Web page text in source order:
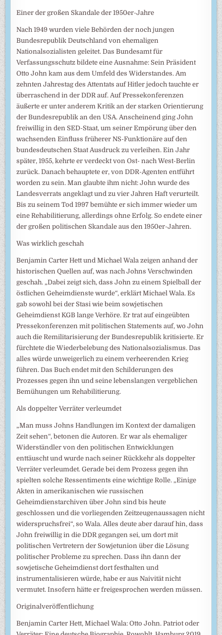
Einer der großen Skandale der 1950er-Jahre
Nach 1949 wurden viele Behörden der noch jungen
Bundesrepublik Deutschland von ehemaligen
Nationalsozialisten geleitet. Das Bundesamt für
Verfassungsschutz bildete eine Ausnahme: Sein Präsident
Otto John kam aus dem Umfeld des Widerstandes. Am
zehnten Jahrestag des Attentats auf Hitler jedoch tauchte er
überraschend in der DDR auf. Auf Pressekonferenzen
äußerte er unter anderem Kritik an der starken Orientierung
der Bundesrepublik an den USA. Anscheinend ging John
freiwillig in den SED-Staat, um seiner Empörung über den
wachsenden Einfluss früherer NS-Funktionäre auf den
bundesdeutschen Staat Ausdruck zu verleihen. Ein Jahr
später, 1955, kehrte er verdeckt von Ost- nach West-Berlin
zurück. Danach behauptete er, von DDR-Agenten entführt
worden zu sein. Man glaubte ihm nicht: John wurde des
Landesverrats angeklagt und zu vier Jahren Haft verurteilt.
Bis zu seinem Tod 1997 bemühte er sich immer wieder um
eine Rehabilitierung, allerdings ohne Erfolg. So endete einer
der großen politischen Skandale aus den 1950er-Jahren.
Was wirklich geschah
Benjamin Carter Hett und Michael Wala zeigen anhand der
historischen Quellen auf, was nach Johns Verschwinden
geschah. „Dabei zeigt sich, dass John zu einem Spielball der
östlichen Geheimdienste wurde“, erklärt Michael Wala. Es
gab sowohl bei der Stasi wie beim sowjetischen
Geheimdienst KGB lange Verhöre. Er trat auf eingeübten
Pressekonferenzen mit politischen Statements auf, wo John
auch die Remilitarisierung der Bundesrepublik kritisierte. Er
fürchtete die Wiederbelebung des Nationalsozialismus. Das
alles würde unweigerlich zu einem verheerenden Krieg
führen. Das Buch endet mit den Schilderungen des
Prozesses gegen ihn und seine lebenslangen vergeblichen
Bemühungen um Rehabilitierung.
Als doppelter Verräter verleumdet
„Man muss Johns Handlungen im Kontext der damaligen
Zeit sehen“, betonen die Autoren. Er war als ehemaliger
Widerständler von den politischen Entwicklungen
enttäuscht und wurde nach seiner Rückkehr als doppelter
Verräter verleumdet. Gerade bei dem Prozess gegen ihn
spielten solche Ressentiments eine wichtige Rolle. „Einige
Akten in amerikanischen wie russischen
Geheimdienstarchiven über John sind bis heute
geschlossen und die vorliegenden Zeitzeugenaussagen nicht
widerspruchsfrei“, so Wala. Alles deute aber darauf hin, dass
John freiwillig in die DDR gegangen sei, um dort mit
politischen Vertretern der Sowjetunion über die Lösung
politischer Probleme zu sprechen. Dass ihn dann der
sowjetische Geheimdienst dort festhalten und
instrumentalisieren würde, habe er aus Naivität nicht
vermutet. Insofern hätte er freigesprochen werden müssen.
Originalveröffentlichung
Benjamin Carter Hett, Michael Wala: Otto John. Patriot oder